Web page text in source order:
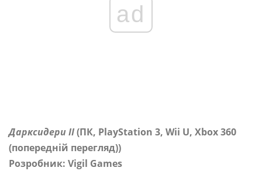
ad
Дарксидери II(ПК, PlayStation 3, Wii U, Xbox 360
(попередній перегляд))
Розробник: Vigil Games